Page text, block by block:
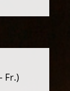
Fr.)